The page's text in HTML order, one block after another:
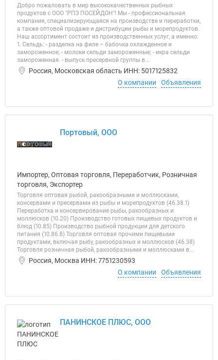
Добро пожаловать в мир высококачественных рыбных
продуктов с ООО "РПЗ ПОСЕЙДОН"! Мы - профессиональная
компания, специализирующаяся на производстве и переработки,
а также оптовой продаже и дистрибуции рыбы и морепродуктов.
Наш ассортимент состоит из производственных услуг, а именно:
1. Сельдь: - разделка на филе – бабочка охлажденное и
замороженное; - молоки сельди замороженные; - икра сельди
замороженная. - выпуск пресервной группы в...
Россия, Московская область ИНН: 5017125832
О компании
Объявления
Портовый, ООО
Импортер, Оптовая торговля, Переработчик, Розничная
торговля, Экспортер
Торговля оптовая рыбой, ракообразными и моллюсками,
консервами и пресервами из рыбы и морепродуктов (46.38.1)
Переработка и консервирование рыбы, ракообразных и
моллюсков (10.20) Производство готовых пищевых продуктов и
блюд (10.85) Производство рыбной продукции для детского
питания (10.86.8) Торговля оптовая прочими пищевыми
продуктами, включая рыбу, ракообразных и моллюсков (46.38)
Торговля розничная рыбой, ракообразными и моллюсками в...
Россия, Москва ИНН: 7751230593
О компании
Объявления
ПАНИНСКОЕ ПЛЮС, ООО